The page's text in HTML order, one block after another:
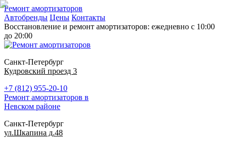
Ремонт амортизаторов
Автобренды Цены Контакты
Восстановление и ремонт амортизаторов: ежедневно с 10:00
до 20:00
Санкт-Петербург
Кудровский проезд 3
+7 (812) 955-20-10
Ремонт амортизаторов в
Невском районе
Санкт-Петербург
ул.Шкапина д.48